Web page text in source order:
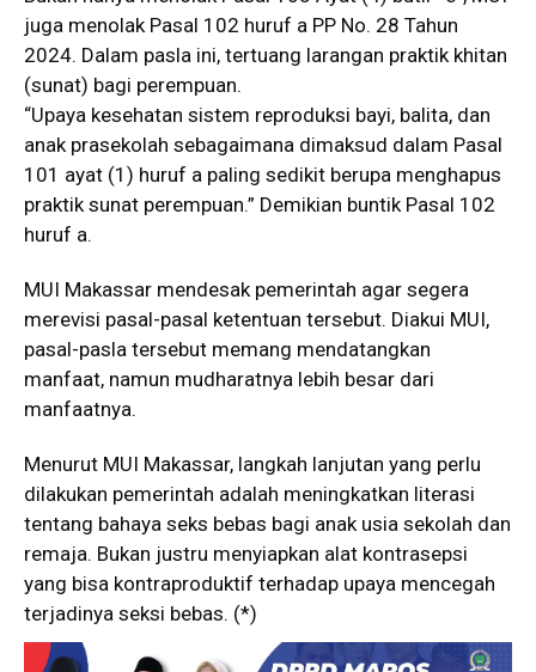
juga menolak Pasal 102 huruf a PP No. 28 Tahun
2024. Dalam pasla ini, tertuang larangan praktik khitan
(sunat) bagi perempuan.
“Upaya kesehatan sistem reproduksi bayi, balita, dan
anak prasekolah sebagaimana dimaksud dalam Pasal
101 ayat (1) huruf a paling sedikit berupa menghapus
praktik sunat perempuan.” Demikian buntik Pasal 102
huruf a.
MUI Makassar mendesak pemerintah agar segera
merevisi pasal-pasal ketentuan tersebut. Diakui MUI,
pasal-pasla tersebut memang mendatangkan
manfaat, namun mudharatnya lebih besar dari
manfaatnya.
Menurut MUI Makassar, langkah lanjutan yang perlu
dilakukan pemerintah adalah meningkatkan literasi
tentang bahaya seks bebas bagi anak usia sekolah dan
remaja. Bukan justru menyiapkan alat kontrasepsi
yang bisa kontraproduktif terhadap upaya mencegah
terjadinya seksi bebas. (*)